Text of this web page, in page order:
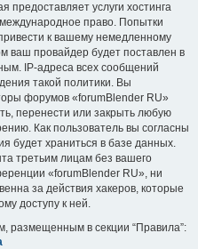
предоставляет услуги хостинга
право. Попытки
к вашему немедленному
ваш провайдер будет поставлен в
IP-адреса всех сообщений
такой политики. Вы
форумов «forumBlender RU»
перенести или закрыть любую
Как пользователь вы согласны
будет храниться в базе данных.
третьим лицам без вашего
«forumBlender RU», ни
за действия хакеров, которые
доступу к ней.
размещенным в секции “Правила”: